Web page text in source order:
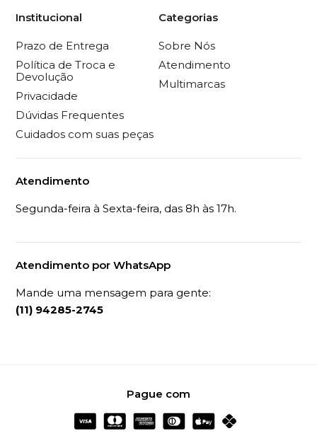
Institucional
Prazo de Entrega
Política de Troca e
Devolução
Privacidade
Dúvidas Frequentes
Cuidados com suas peças
Categorias
Sobre Nós
Atendimento
Multimarcas
Atendimento
Segunda-feira à Sexta-feira, das 8h às 17h.
Atendimento por WhatsApp
Mande uma mensagem para gente:
(11) 94285-2745
Pague com